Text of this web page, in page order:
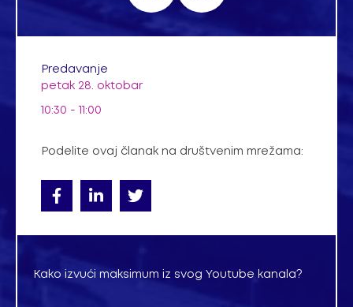
Predavanje
petak 28. oktobar
10:30 - 11:00
Podelite ovaj članak na društvenim mrežama:
Kako izvući maksimum iz svog Youtube kanala?